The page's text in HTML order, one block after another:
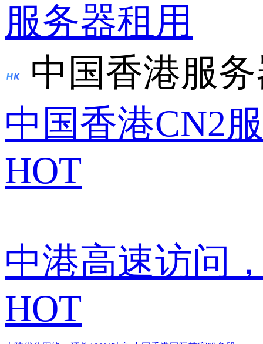
服务器租用
中国香港服
中国香港CN2
HOT
中港高速访问
HOT